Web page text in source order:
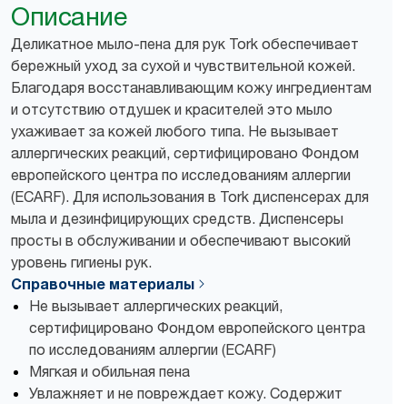
Описание
Деликатное мыло-пена для рук Tork обеспечивает
бережный уход за сухой и чувствительной кожей.
Благодаря восстанавливающим кожу ингредиентам
и отсутствию отдушек и красителей это мыло
ухаживает за кожей любого типа. Не вызывает
аллергических реакций, сертифицировано Фондом
европейского центра по исследованиям аллергии
(ECARF). Для использования в Tork диспенсерах для
мыла и дезинфицирующих средств. Диспенсеры
просты в обслуживании и обеспечивают высокий
уровень гигиены рук.
Справочные материалы
Не вызывает аллергических реакций,
сертифицировано Фондом европейского центра
по исследованиям аллергии (ECARF)
Мягкая и обильная пена
Увлажняет и не повреждает кожу. Содержит